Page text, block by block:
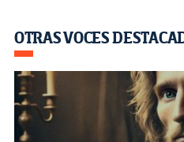
OTRAS VOCES